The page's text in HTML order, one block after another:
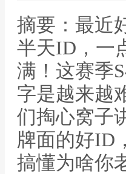
摘要：最近
半天ID，一
满！这赛季
字是越来越
们掏心窝子
牌面的好ID
搞懂为啥你